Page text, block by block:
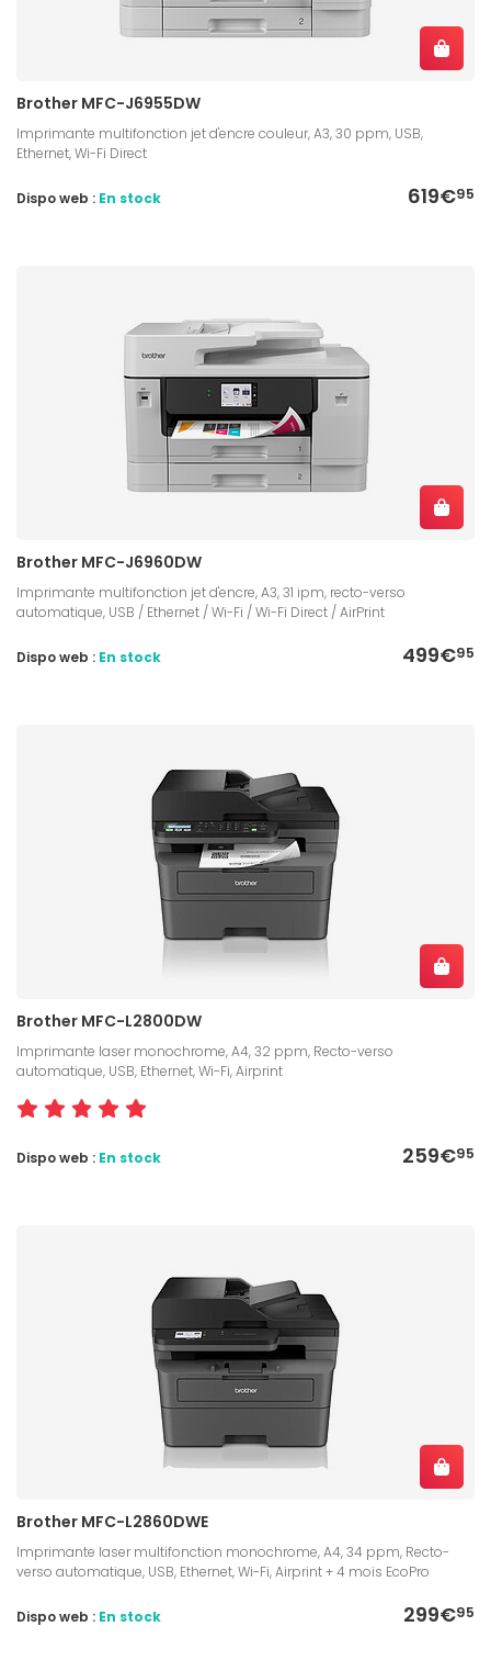
Brother MFC-J6955DW
Imprimante multifonction jet d'encre couleur, A3, 30 ppm, USB,
Ethernet, Wi-Fi Direct
619€95
Dispo web : En stock
Brother MFC-J6960DW
Imprimante multifonction jet d'encre, A3, 31 ipm, recto-verso
automatique, USB / Ethernet / Wi-Fi / Wi-Fi Direct / AirPrint
499€95
Dispo web : En stock
Brother MFC-L2800DW
Imprimante laser monochrome, A4, 32 ppm, Recto-verso
automatique, USB, Ethernet, Wi-Fi, Airprint
259€95
Dispo web : En stock
Brother MFC-L2860DWE
Imprimante laser multifonction monochrome, A4, 34 ppm, Recto-
verso automatique, USB, Ethernet, Wi-Fi, Airprint + 4 mois EcoPro
299€95
Dispo web : En stock